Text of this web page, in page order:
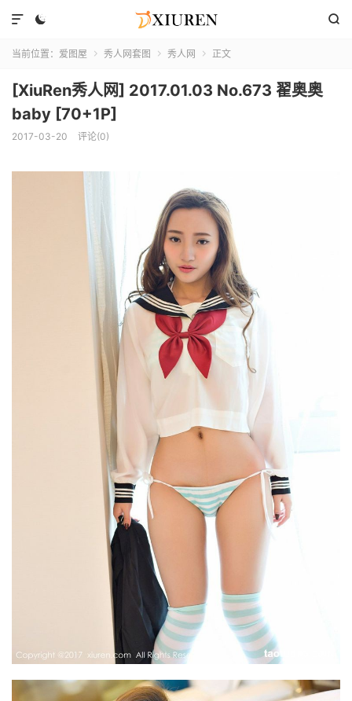
 

当前位置： 爱图屋  秀人网套图  秀人网  正文
[XiuRen秀人网] 2017.01.03 No.673 翟奥奥
baby [70+1P]
2017-03-20 评论(0)